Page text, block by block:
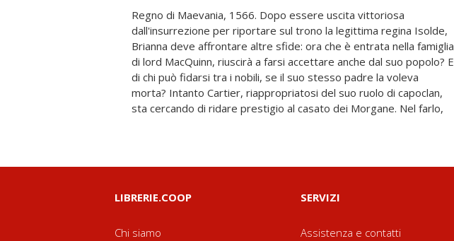
Regno di Maevania, 1566. Dopo essere uscita vittoriosa
dall'insurrezione per riportare sul trono la legittima regina Isolde,
Brianna deve affrontare altre sfide: ora che è entrata nella famiglia
di lord MacQuinn, riuscirà a farsi accettare anche dal suo popolo? E
di chi può fidarsi tra i nobili, se il suo stesso padre la voleva
morta? Intanto Cartier, riappropriatosi del suo ruolo di capoclan,
sta cercando di ridare prestigio al casato dei Morgane. Nel farlo,
sogna di avere Brianna al proprio fianco ma i due sono costretti a
mettere da parte i propri sentimenti per fronteggiare un nemico
più grande. I sostenitori del vecchio regime non vedono l'ora di
trovare il nervo scoperto delle forze ribelli per riguadagnare la
corona. Tra complotti e giochi di potere, segreti legami di sangue,
torture e rapimenti, cosa, più dell'amore, è in grado di sparigliare
LIBRERIE.COOP
Chi siamo
SERVIZI
Assistenza e contatti